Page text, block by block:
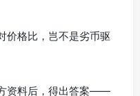
价格比，岂不是劣币驱
资料后，得出答案——